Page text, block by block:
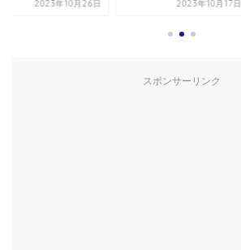
2023年10月17日 2023年6月2日
スポンサーリンク